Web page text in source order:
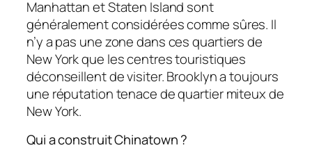
Manhattan et Staten Island sont
généralement considérées comme sûres. Il
n’y a pas une zone dans ces quartiers de
New York que les centres touristiques
déconseillent de visiter. Brooklyn a toujours
une réputation tenace de quartier miteux de
New York.
Qui a construit Chinatown ?